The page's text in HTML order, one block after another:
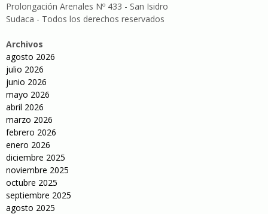
Prolongación Arenales Nº 433 - San Isidro
Sudaca - Todos los derechos reservados
Archivos
agosto 2026
julio 2026
junio 2026
mayo 2026
abril 2026
marzo 2026
febrero 2026
enero 2026
diciembre 2025
noviembre 2025
octubre 2025
septiembre 2025
agosto 2025